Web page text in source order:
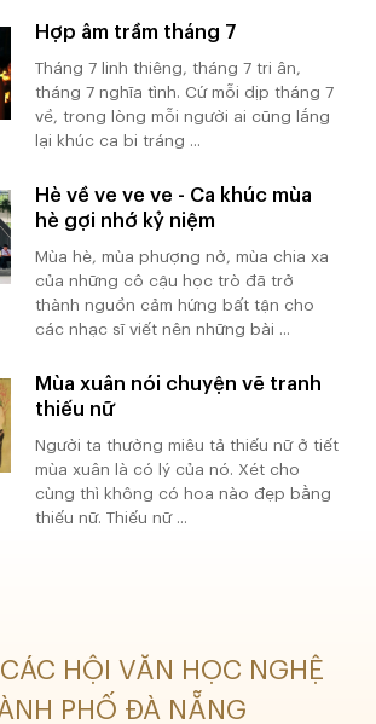
Hợp âm trầm tháng 7
Tháng 7 linh thiêng, tháng 7 tri ân,
tháng 7 nghĩa tình. Cứ mỗi dịp tháng 7
về, trong lòng mỗi người ai cũng lắng
lại khúc ca bi tráng ...
Hè về ve ve ve - Ca khúc mùa
hè gợi nhớ kỷ niệm
Mùa hè, mùa phượng nở, mùa chia xa
của những cô cậu học trò đã trở
thành nguồn cảm hứng bất tận cho
các nhạc sĩ viết nên những bài ...
Mùa xuân nói chuyện vẽ tranh
thiếu nữ
Người ta thường miêu tả thiếu nữ ở tiết
mùa xuân là có lý của nó. Xét cho
cùng thì không có hoa nào đẹp bằng
thiếu nữ. Thiếu nữ ...
CÁC HỘI VĂN HỌC NGHỆ
PHỐ ĐÀ NẴNG